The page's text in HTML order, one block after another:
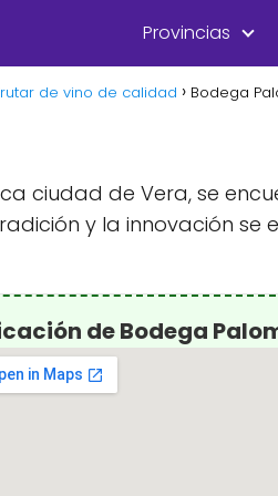
Provincias
de vino de calidad Bodega
ciudad de Vera, se
y la innovación se
de Bodega